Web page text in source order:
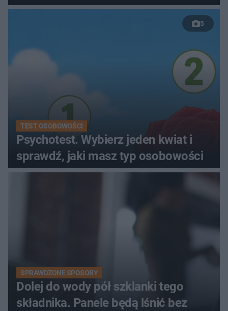
kobiety
5
TEST OSOBOWOŚCI
Psychotest. Wybierz jeden kwiat i
sprawdź, jaki masz typ osobowości
SPRAWDZONE SPOSOBY
Dolej do wody pół szklanki tego
składnika. Panele będą lśnić bez